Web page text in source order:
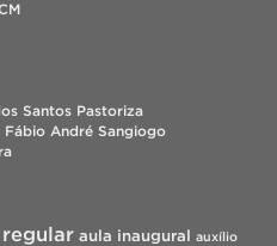
Santos Pastoriza
André Sangiogo
aula inaugural auxílio